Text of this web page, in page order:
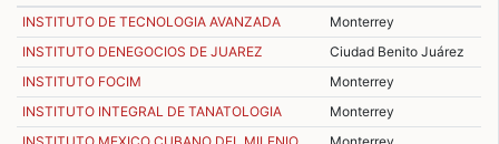
INSTITUTO DE TECNOLOGIA AVANZADA
Monterrey
INSTITUTO DENEGOCIOS DE JUAREZ
Ciudad Benito Juárez
INSTITUTO FOCIM
Monterrey
INSTITUTO INTEGRAL DE TANATOLOGIA
Monterrey